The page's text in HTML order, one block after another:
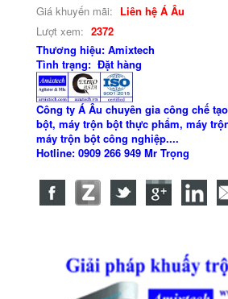
Giá khuyến mãi: Liên hệ Á Âu
Lượt xem: 2372
Thương hiệu: Amixtech
Tình trạng: Đặt hàng
Công ty Á Âu chuyên gia công chế
bột, máy trộn bột thực phẩm, máy
máy trộn bột công nghiệp....
Hotline: 0909 266 949 Mr Trọng